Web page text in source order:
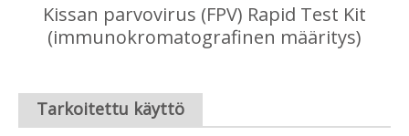
Kissan parvovirus (FPV) Rapid Test Kit
(immunokromatografinen määritys)
Tarkoitettu käyttö